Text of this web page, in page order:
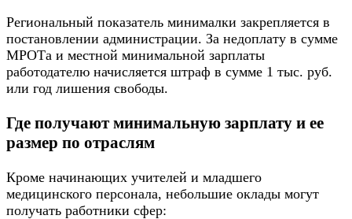
Региональный показатель минималки закрепляется в
постановлении администрации. За недоплату в сумме
МРОТа и местной минимальной зарплаты
работодателю начисляется штраф в сумме 1 тыс. руб.
или год лишения свободы.
Где получают минимальную зарплату и ее
размер по отраслям
Кроме начинающих учителей и младшего
медицинского персонала, небольшие оклады могут
получать работники сфер: